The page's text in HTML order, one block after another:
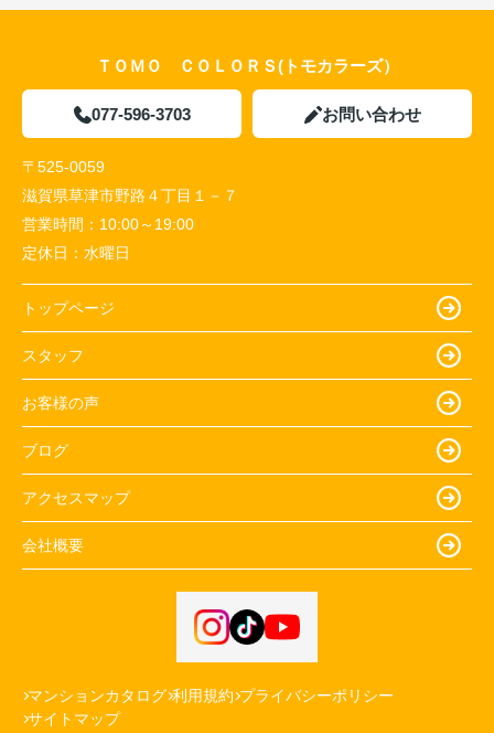
ＴＯＭＯ ＣＯＬＯＲＳ(トモカラーズ）
077-596-3703 お問い合わせ
〒525-0059
滋賀県草津市野路４丁目１－７
営業時間： 10:00～19:00
定休日： 水曜日
トップページ
スタッフ
お客様の声
ブログ
アクセスマップ
会社概要
マンションカタログ 利用規約 プライバシーポリシー
サイトマップ